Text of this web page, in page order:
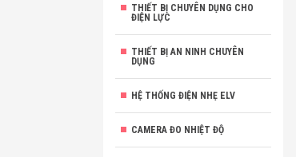
THIẾT BỊ CHUYÊN DỤNG CHO
ĐIỆN LỰC
THIẾT BỊ AN NINH CHUYÊN
DỤNG
HỆ THỐNG ĐIỆN NHẸ ELV
CAMERA ĐO NHIỆT ĐỘ